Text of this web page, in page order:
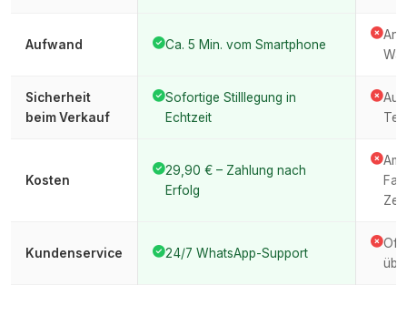
Aufwand Ca. 5 Min. vom Smartphone
Sicherheit
beim Verkauf
Sofortige Stilllegung in
Echtzeit
Kosten
29,90 € – Zahlung nach
Erfolg
Kundenservice 24/7 WhatsApp-Support
Oft